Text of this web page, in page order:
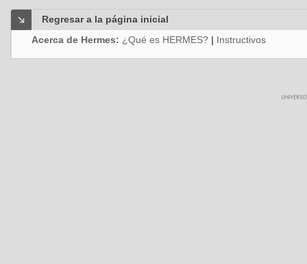
Regresar a la página inicial
Acerca de Hermes: ¿Qué es HERMES? | Instructivos